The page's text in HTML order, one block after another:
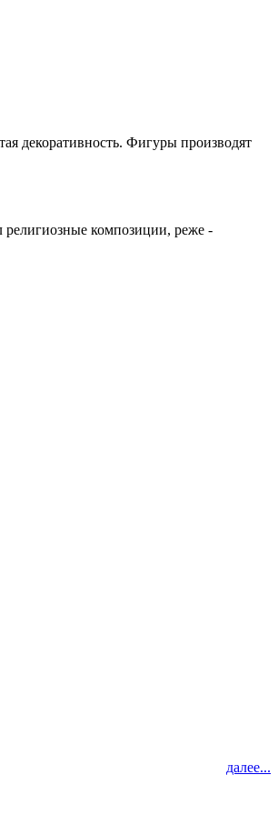
декоративность. Фигуры производят
композиции, реже -
далее...